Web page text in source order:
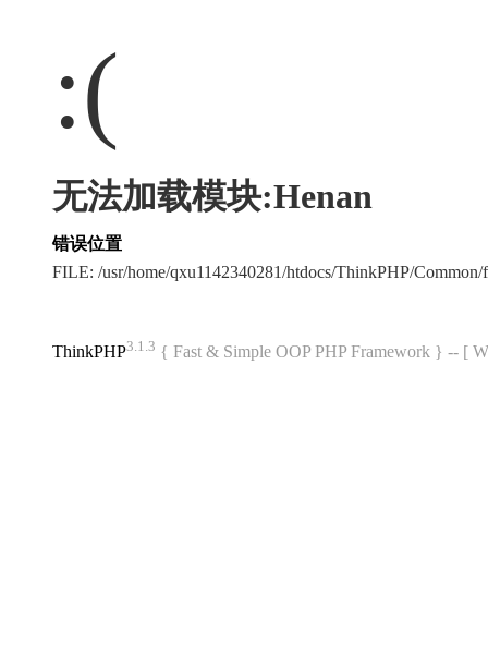
:(
无法加载模块:Henan
错误位置
FILE: /usr/home/qxu1142340281/htdocs/ThinkPHP/
ThinkPHP3.1.3 { Fast & Simple OOP PHP Framework } -- [